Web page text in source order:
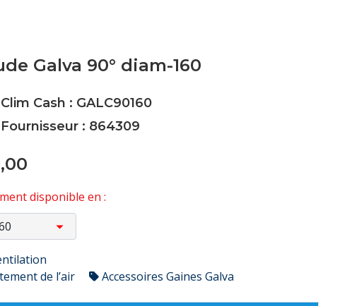
Galva 90° diam-160
Cash : GALC90160
: 864309
disponible en :
de l’air
Accessoires Gaines Galva